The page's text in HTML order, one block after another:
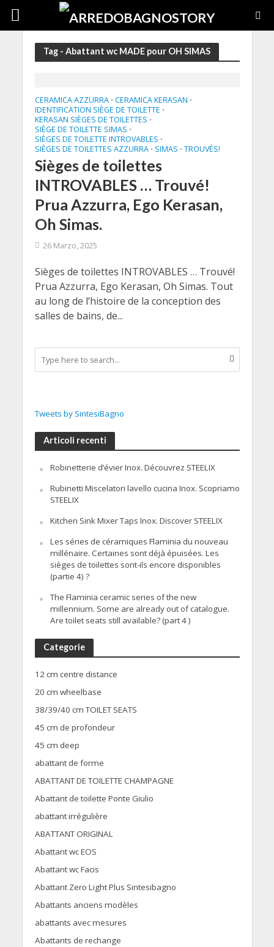
Tag - Abattant wc MADE pour OH SIMAS
CERAMICA AZZURRA • CERAMICA KERASAN •
IDENTIFICATION SIÈGE DE TOILETTE •
KERASAN SIÈGES DE TOILETTES •
SIÈGE DE TOILETTE SIMAS •
SIÈGES DE TOILETTE INTROVABLES •
SIÈGES DE TOILETTES AZZURRA • SIMAS • TROUVÉS!
Sièges de toilettes
INTROVABLES … Trouvé!
Prua Azzurra, Ego Kerasan,
Oh Simas.
26 Marzo, 2025
Sièges de toilettes INTROVABLES … Trouvé!
Prua Azzurra, Ego Kerasan, Oh Simas. Tout
au long de l’histoire de la conception des
salles de bains, de...
Tweets by SintesiBagno
Articoli recenti
Robinetterie d’évier Inox. Découvrez STEELIX
Rubinetti Miscelatori lavello cucina Inox. Scopriamo
STEELIX
Kitchen Sink Mixer Taps Inox. Discover STEELIX
Les séries de céramiques Flaminia du nouveau
millénaire. Certaines sont déjà épuisées. Les
sièges de toilettes sont-ils encore disponibles
(partie 4) ?
The Flaminia ceramic series of the new
millennium. Some are already out of catalogue.
Are toilet seats still available? (part 4 )
Categorie
12 cm centre distance
20 cm wheelbase
38/39/40 cm TOILET SEATS
45 cm de profondeur
45 cm deep
abattant de forme
ABATTANT DE TOILETTE CHAMPAGNE
Abattant de toilette Ponte Giulio
abattant irrégulière
ABATTANT ORIGINAL
Abattant wc EOS
Abattant wc Facis
Abattant Zero Light Plus Sintesibagno
Abattants anciens modèles
abattants avec mesures
Abattants de rechange